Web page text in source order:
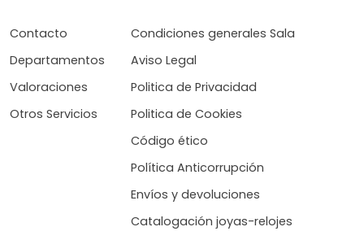
Contacto
Departamentos
Valoraciones
Otros Servicios
Condiciones generales Sala
Aviso Legal
Politica de Privacidad
Politica de Cookies
Código ético
Política Anticorrupción
Envíos y devoluciones
Catalogación joyas-relojes